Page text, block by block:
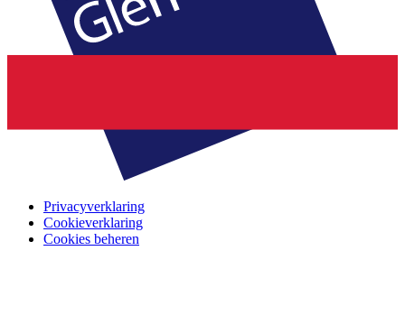
Privacyverklaring
Cookieverklaring
Cookies beheren